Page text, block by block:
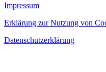
Impressum
Erklärung zur Nutzung von
Datenschutzerklärung